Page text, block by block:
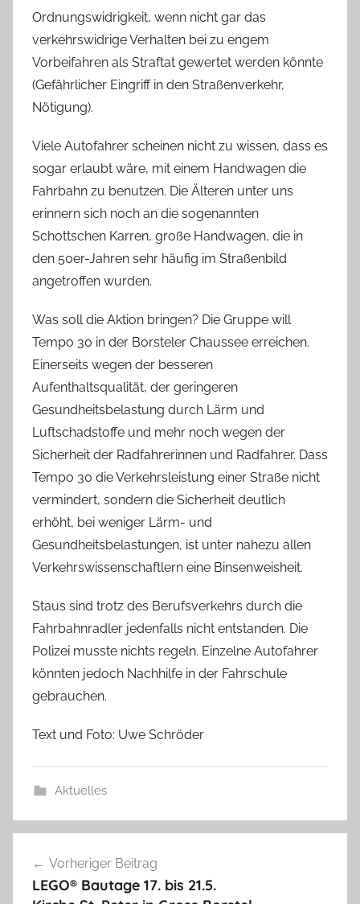
Ordnungswidrigkeit, wenn nicht gar das
verkehrswidrige Verhalten bei zu engem
Vorbeifahren als Straftat gewertet werden könnte
(Gefährlicher Eingriff in den Straßenverkehr,
Nötigung).
Viele Autofahrer scheinen nicht zu wissen, dass es
sogar erlaubt wäre, mit einem Handwagen die
Fahrbahn zu benutzen. Die Älteren unter uns
erinnern sich noch an die sogenannten
Schottschen Karren, große Handwagen, die in
den 50er-Jahren sehr häufig im Straßenbild
angetroffen wurden.
Was soll die Aktion bringen? Die Gruppe will
Tempo 30 in der Borsteler Chaussee erreichen.
Einerseits wegen der besseren
Aufenthaltsqualität, der geringeren
Gesundheitsbelastung durch Lärm und
Luftschadstoffe und mehr noch wegen der
Sicherheit der Radfahrerinnen und Radfahrer. Dass
Tempo 30 die Verkehrsleistung einer Straße nicht
vermindert, sondern die Sicherheit deutlich
erhöht, bei weniger Lärm- und
Gesundheitsbelastungen, ist unter nahezu allen
Verkehrswissenschaftlern eine Binsenweisheit.
Staus sind trotz des Berufsverkehrs durch die
Fahrbahnradler jedenfalls nicht entstanden. Die
Polizei musste nichts regeln. Einzelne Autofahrer
könnten jedoch Nachhilfe in der Fahrschule
gebrauchen.
Text und Foto: Uwe Schröder
Aktuelles
Vorheriger Beitrag
LEGO® Bautage 17. bis 21.5.